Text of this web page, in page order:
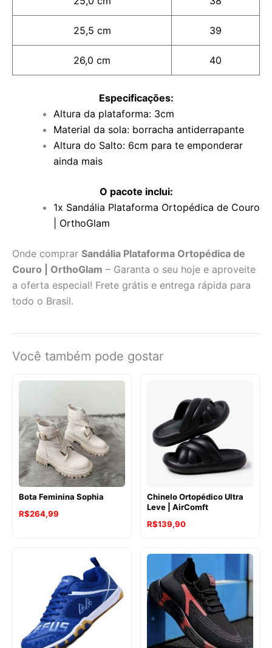
25,5 cm 39
26,0 cm 40
Especificações:
Altura da plataforma: 3cm
Material da sola: borracha antiderrapante
Altura do Salto: 6cm para te emponderar
ainda mais
O pacote inclui:
1x Sandália Plataforma Ortopédica de Couro
| OrthoGlam
Onde comprar Sandália Plataforma Ortopédica de
Couro | OrthoGlam – Garanta o seu hoje e aproveite
a oferta especial! Frete grátis e entrega rápida para
todo o Brasil.
Você também pode gostar
Bota Feminina Sophia
R$264,99
Chinelo Ortopédico Ultra
Leve | AirComft
R$139,90